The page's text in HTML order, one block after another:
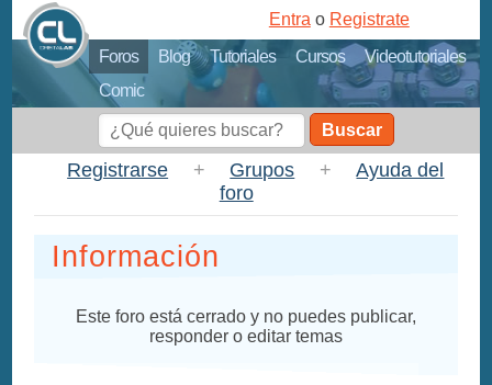
Foros Blog Tutoriales Cursos
Videotutoriales
Comic
Entra o Registrate
Buscar
Registrarse + Grupos +
Ayuda del
foro
Información
Este foro está cerrado y no puedes publicar,
responder o editar temas